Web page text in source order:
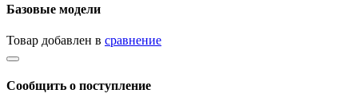
Базовые модели
Товар добавлен в сравнение
Сообщить о поступление